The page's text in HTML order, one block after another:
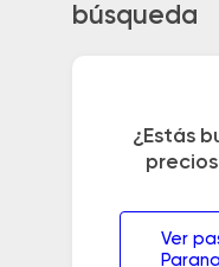
búsqueda
¿Estás
Ver